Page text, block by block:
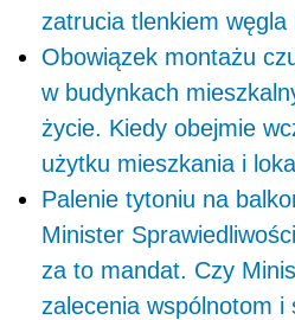
zatrucia tlenkiem
Obowiązek montażu
w budynkach
życie. Kiedy obejmie
użytku mieszkania i
Palenie tytoniu na
Minister
za to mandat. Czy
zalecenia wspólnotom i